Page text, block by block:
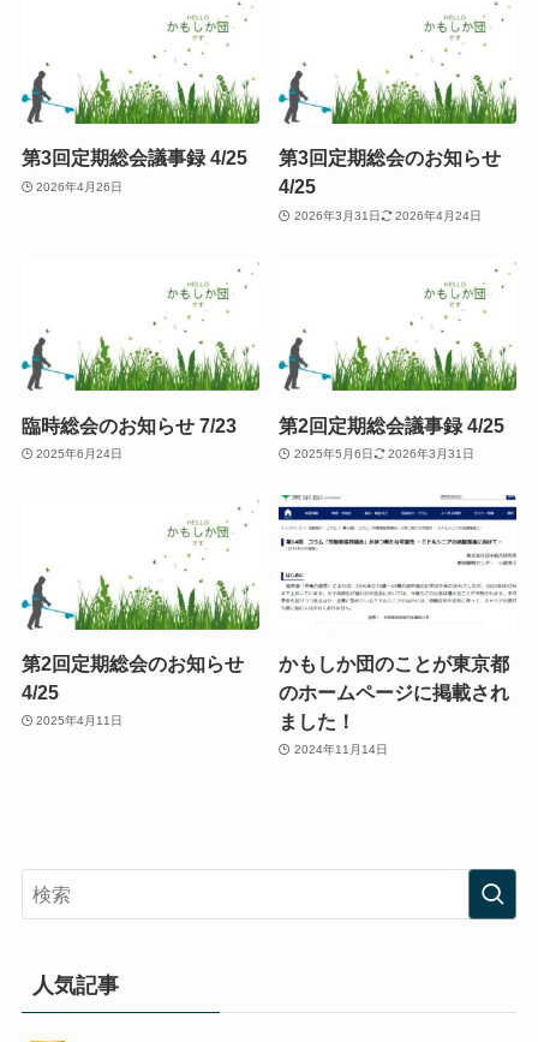
第3回定期総会議事録 4/25
2026年4月26日
第3回定期総会のお知らせ
4/25
2026年3月31日 2026年4月24日
臨時総会のお知らせ 7/23
2025年6月24日
第2回定期総会議事録 4/25
2025年5月6日 2026年3月31日
第2回定期総会のお知らせ
4/25
2025年4月11日
かもしか団のことが東京都
のホームページに掲載され
ました！
2024年11月14日
人気記事